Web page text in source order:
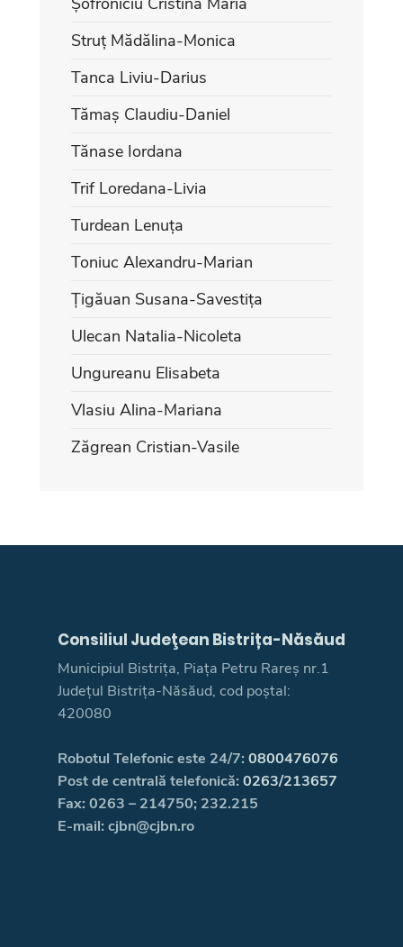
Struț Mădălina-Monica
Tanca Liviu-Darius
Tămaș Claudiu-Daniel
Tănase Iordana
Trif Loredana-Livia
Turdean Lenuța
Toniuc Alexandru-Marian
Țigăuan Susana-Savestița
Ulecan Natalia-Nicoleta
Ungureanu Elisabeta
Vlasiu Alina-Mariana
Zăgrean Cristian-Vasile
Consiliul Judeţean Bistrița-Năsăud
Municipiul Bistrița, Piața Petru Rareș nr.1
Județul Bistrița-Năsăud, cod poștal:
420080
Robotul Telefonic este 24/7: 0800476076
Post de centrală telefonică: 0263/213657
Fax: 0263 – 214750; 232.215
E-mail: cjbn@cjbn.ro